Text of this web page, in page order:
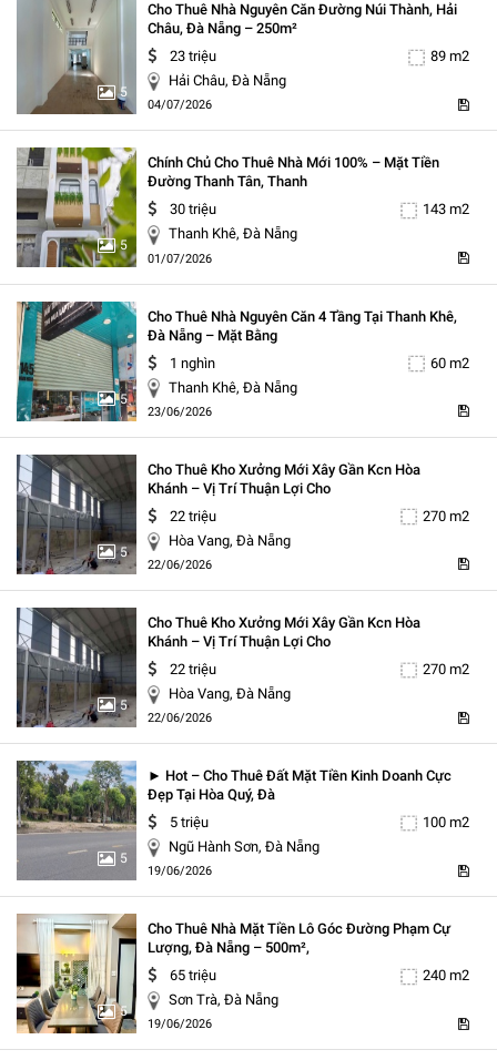
5
Cho Thuê Nhà Nguyên Căn Đường Núi Thành, Hải
Châu, Đà Nẵng – 250m²
23 triệu
89 m2
Hải Châu, Đà Nẵng
04/07/2026
5
Chính Chủ Cho Thuê Nhà Mới 100% – Mặt Tiền
Đường Thanh Tân, Thanh
30 triệu
143 m2
Thanh Khê, Đà Nẵng
01/07/2026
5
Cho Thuê Nhà Nguyên Căn 4 Tầng Tại Thanh Khê,
Đà Nẵng – Mặt Bằng
1 nghìn
60 m2
Thanh Khê, Đà Nẵng
23/06/2026
5
Cho Thuê Kho Xưởng Mới Xây Gần Kcn Hòa
Khánh – Vị Trí Thuận Lợi Cho
22 triệu
270 m2
Hòa Vang, Đà Nẵng
22/06/2026
5
Cho Thuê Kho Xưởng Mới Xây Gần Kcn Hòa
Khánh – Vị Trí Thuận Lợi Cho
22 triệu
270 m2
Hòa Vang, Đà Nẵng
22/06/2026
5
► Hot – Cho Thuê Đất Mặt Tiền Kinh Doanh Cực
Đẹp Tại Hòa Quý, Đà
5 triệu
100 m2
Ngũ Hành Sơn, Đà Nẵng
19/06/2026
5
Cho Thuê Nhà Mặt Tiền Lô Góc Đường Phạm Cự
Lượng, Đà Nẵng – 500m²,
65 triệu
240 m2
Sơn Trà, Đà Nẵng
19/06/2026